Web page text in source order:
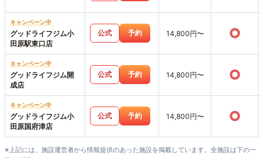
キャンペーン中
グッドライフジム小
田原駅東口店
公式 予約 14,800円〜 ○
キャンペーン中
グッドライフジム開
成店
公式 予約 14,800円〜 ○
キャンペーン中
グッドライフジム小
田原国府津店
公式 予約 14,800円〜 ○
※上記には、施設運営者から情報提供のあった施設を掲載しています。全施設は下の一